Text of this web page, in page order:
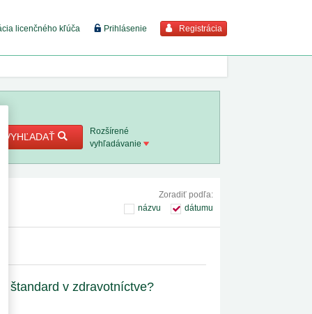
licenčného kľúča Prihlásenie Registrácia
viac
8. 2026
18. 8.
2. 8.
8. 2026
1. 8. 2026
VYHĽADAŤ
Rozšírené
vyhľadávanie
Zoradiť podľa:
názvu
dátumu
štandard v zdravotníctve?